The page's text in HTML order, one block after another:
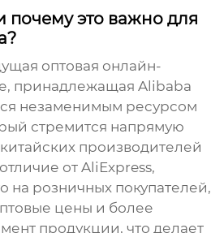
почему это важно для
оптовая онлайн-
принадлежащая Alibaba
незаменимым ресурсом
стремится напрямую
китайских производителей
от AliExpress,
на розничных покупателей,
цены и более
продукции, что делает